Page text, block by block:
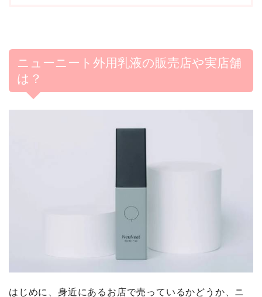
ニューニート外用乳液の販売店や実店舗
は？
はじめに、身近にあるお店で売っているかどうか、ニ